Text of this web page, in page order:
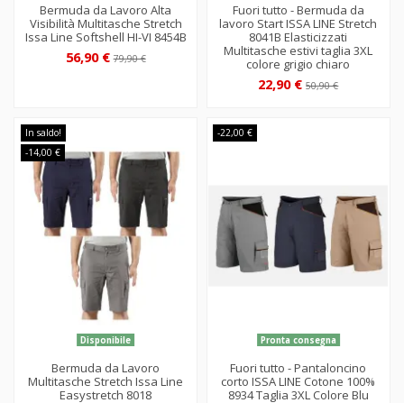
Bermuda da Lavoro Alta
Visibilità Multitasche Stretch
Issa Line Softshell HI-VI 8454B
56,90 €79,90 €
Fuori tutto - Bermuda da
lavoro Start ISSA LINE Stretch
8041B Elasticizzati
Multitasche estivi taglia 3XL
colore grigio chiaro
22,90 €50,90 €
In saldo!
-14,00 €
Disponibile
Bermuda da Lavoro
Multitasche Stretch Issa Line
Easystretch 8018
-22,00 €
Pronta consegna
Fuori tutto - Pantaloncino
corto ISSA LINE Cotone 100%
8934 Taglia 3XL Colore Blu